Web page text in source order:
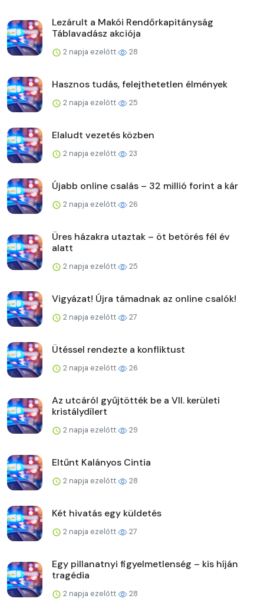
Lezárult a Makói Rendőrkapitányság
Táblavadász akciója
2 napja ezelőtt 28
Hasznos tudás, felejthetetlen élmények
2 napja ezelőtt 25
Elaludt vezetés közben
2 napja ezelőtt 23
Újabb online csalás – 32 millió forint a kár
2 napja ezelőtt 26
Üres házakra utaztak – öt betörés fél év
alatt
2 napja ezelőtt 25
Vigyázat! Újra támadnak az online csalók!
2 napja ezelőtt 27
Ütéssel rendezte a konfliktust
2 napja ezelőtt 26
Az utcáról gyűjtötték be a VII. kerületi
kristálydílert
2 napja ezelőtt 29
Eltűnt Kalányos Cintia
2 napja ezelőtt 28
Két hivatás egy küldetés
2 napja ezelőtt 27
Egy pillanatnyi figyelmetlenség – kis híján
tragédia
2 napja ezelőtt 28